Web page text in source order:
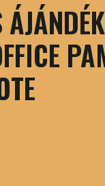
ÁJÁNDÉK